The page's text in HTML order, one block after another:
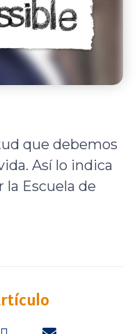
que debemos
Así lo indica
Escuela de